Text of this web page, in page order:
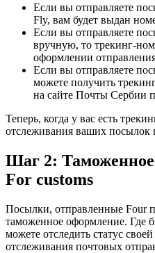
Если вы отправляете
Fly, вам будет выдан
Если вы отправляете
вручную, то трекинг-
оформлении
Если вы отправляете
можете получить
на сайте Почты Сербии
Теперь, когда у вас есть
отслеживания ваших посылок
Шаг 2:
For customs
Посылки, отправленные Four
таможенное оформление. Где
можете отследить статус
отслеживания почтовых